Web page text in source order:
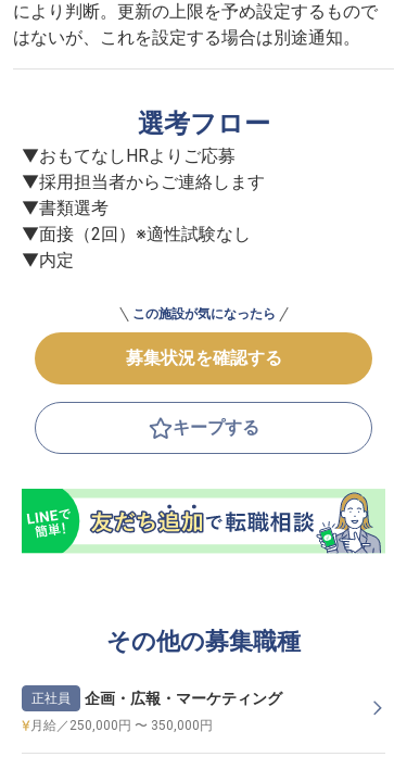
により判断。更新の上限を予め設定するもので
はないが、これを設定する場合は別途通知。
選考フロー
▼おもてなしHRよりご応募
▼採用担当者からご連絡します
▼書類選考
▼面接（2回）※適性試験なし
▼内定
この施設が気になったら
募集状況を確認する
キープする
その他の募集職種
正社員 企画・広報・マーケティング
月給／250,000円 〜 350,000円